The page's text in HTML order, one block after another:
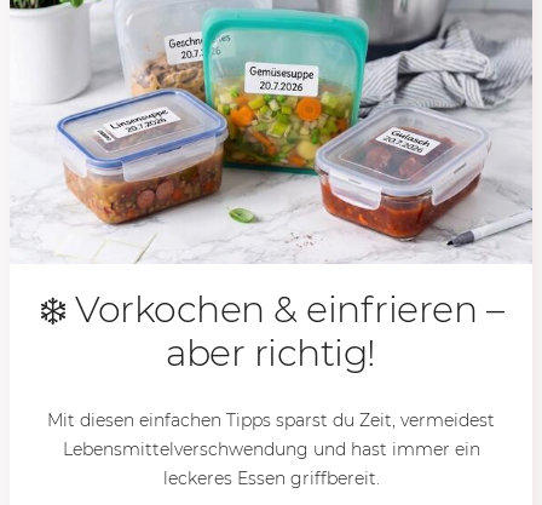
❄️ Vorkochen & einfrieren –
aber richtig!
Mit diesen einfachen Tipps sparst du Zeit, vermeidest
Lebensmittelverschwendung und hast immer ein
leckeres Essen griffbereit.